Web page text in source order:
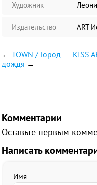
Художник
Издательство ART
←TOWN / Город
KISS
дождя →
Комментарии
Оставьте первым
Написать
Имя